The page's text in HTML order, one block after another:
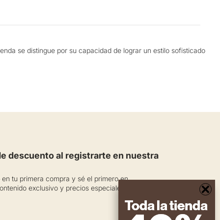
se distingue por su capacidad de lograr un estilo sofisticado
pinzas marcadas, cinturones decorativos, cortes verticales,
descuento al registrarte en nuestra
tu primera compra y sé el primero en
exclusivo y precios especiales.
×